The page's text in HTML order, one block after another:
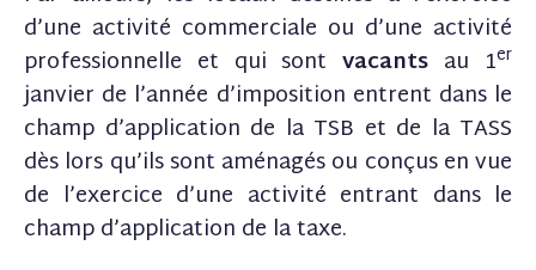
d’une activité commerciale ou d’une activité
professionnelle et qui sontvacants au 1er
janvier de l’année d’imposition entrent dans le
champ d’application de la TSB et de la TASS
dès lors qu’ils sont aménagés ou conçus en vue
de l’exercice d’une activité entrant dans le
champ d’application de la taxe.